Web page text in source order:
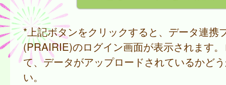
*上記ボタンをクリックすると、データ連携
(PRAIRIE)のログイン画面が表示されます
て、データがアップロードされているかど
い。